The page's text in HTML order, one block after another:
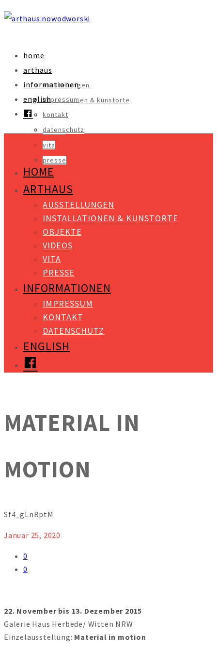
home
arthaus
ausstellungen
installationen & kunstorte
objekte
videos
vita
presse
informationen
impressum
kontakt
datenschutz
english
facebook
HOME
ARTHAUS
AUSSTELLUNGEN
INSTALLATIONEN & KUNSTORTE
OBJEKTE
VIDEOS
VITA
PRESSE
INFORMATIONEN
IMPRESSUM
KONTAKT
DATENSCHUTZ
ENGLISH
MATERIAL IN
MOTION
Sf4_gLnBptM
Januar 25, 2020
0
0
22. November bis 13. Dezember 2015
Galerie Haus Herbede/ Witten NRW
Einzelausstellung: Material in motion